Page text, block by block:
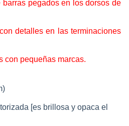
pegados en los dorsos de
detalles en las terminaciones
con pequeñas marcas.
[es brillosa y opaca el